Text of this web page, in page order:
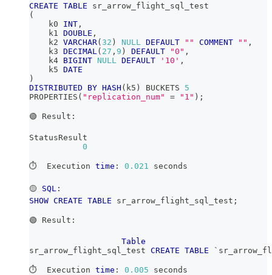
CREATE TABLE sr_arrow_flight_sql_test
(
    k0
INT ,
    k1
DOUBLE ,
    k2
VARCHAR( 32 ) NULL DEFAULT "" COMMENT "" ,
    k3
DECIMAL ( 27 , 9 ) DEFAULT "0" ,
    k4
BIGINT NULL DEFAULT '10' ,
    k5
DATE
)
DISTRIBUTED
BY HASH ( k5 ) BUCKETS 5
PROPERTIES ( "replication_num" = "1" ) ;
🟢 Result:
StatusResult
0
⏱️  Execution time : 0.021 seconds
🟡 SQL :
SHOW CREATE TABLE sr_arrow_flight_sql_test ;
🟢 Result:
Table
sr_arrow_flight_sql_test CREATE TABLE `
⏱️  Execution time : 0.005 seconds